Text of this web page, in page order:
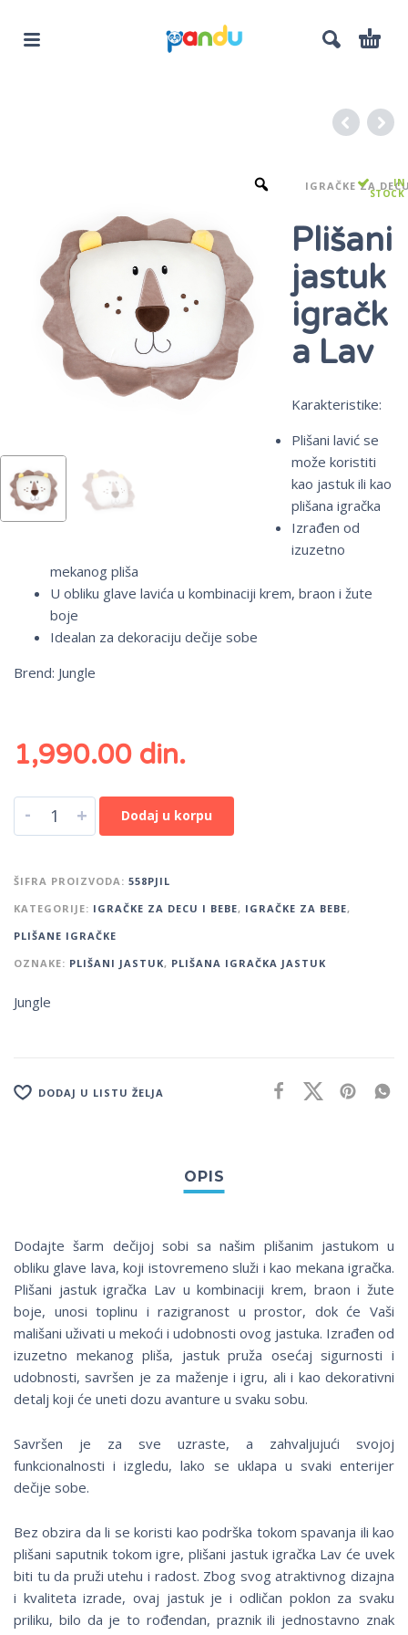
IGRAČKE ZA
IN
STOCK
Plišani
jastuk
igračk
a Lav
Karakteristike:
Plišani lavić se
može koristiti
kao jastuk ili kao
plišana igračka
Izrađen od
izuzetno
mekanog pliša
U obliku glave lavića u kombinaciji krem, braon i žute
boje
Idealan za dekoraciju dečije sobe
Brend: Jungle
1,990.00 din.
- + Dodaj u korpu
ŠIFRA PROIZVODA: 558PJIL
KATEGORIJE: IGRAČKE ZA DECU I BEBE, IGRAČKE ZA BEBE,
PLIŠANE IGRAČKE
OZNAKE: PLIŠANI JASTUK, PLIŠANA IGRAČKA JASTUK
Jungle
DODAJ U LISTU ŽELJA
Dodajte šarm dečijoj sobi sa našim plišanim jastukom u
obliku glave lava, koji istovremeno služi i kao mekana igračka.
Plišani jastuk igračka Lav u kombinaciji krem, braon i žute
boje, unosi toplinu i razigranost u prostor, dok će Vaši
mališani uživati u mekoći i udobnosti ovog jastuka. Izrađen od
izuzetno mekanog pliša, jastuk pruža osećaj sigurnosti i
udobnosti, savršen je za maženje i igru, ali i kao dekorativni
detalj koji će uneti dozu avanture u svaku sobu.
Savršen je za sve uzraste, a zahvaljujući svojoj
funkcionalnosti i izgledu, lako se uklapa u svaki enterijer
dečije sobe.
Bez obzira da li se koristi kao podrška tokom spavanja ili kao
plišani saputnik tokom igre, plišani jastuk igračka Lav će uvek
biti tu da pruži utehu i radost. Zbog svog atraktivnog dizajna
i kvaliteta izrade, ovaj jastuk je i odličan poklon za svaku
priliku, bilo da je to rođendan, praznik ili jednostavno znak